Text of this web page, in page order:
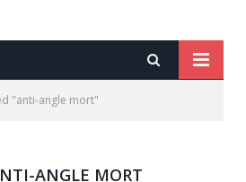
"anti-angle mort"
ANGLE MORT